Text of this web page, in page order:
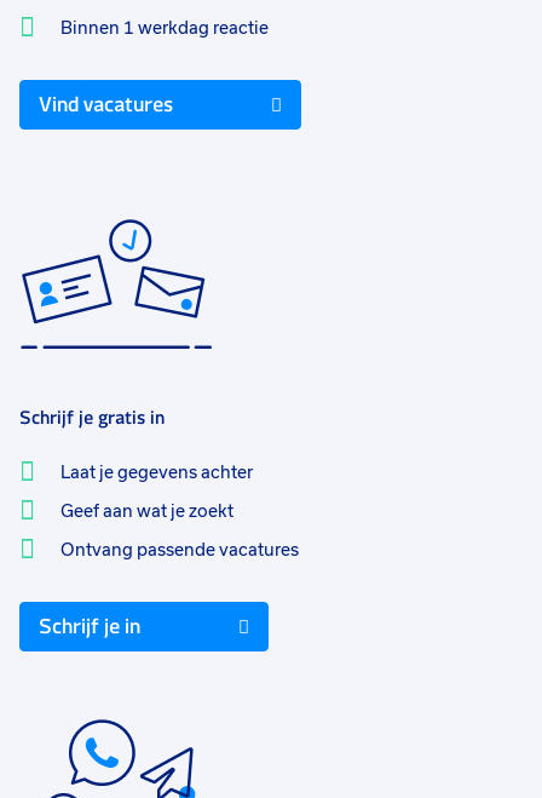
Binnen 1 werkdag reactie
Vind vacatures
Schrijf je gratis in
Laat je gegevens achter
Geef aan wat je zoekt
Ontvang passende vacatures
Schrijf je in